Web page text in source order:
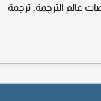
عالم الترجمة. ترجمة